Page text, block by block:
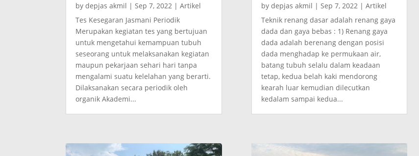
bydepjas akmil | Sep 7, 2022 |Artikel
Tes Kesegaran Jasmani Periodik
Merupakan kegiatan tes yang bertujuan
untuk mengetahui kemampuan tubuh
seseorang untuk melaksanakan kegiatan
maupun pekarjaan sehari hari tanpa
mengalami suatu kelelahan yang berarti.
Dilaksanakan secara periodik oleh
organik Akademi...
by depjas akmil | Sep 7, 2022 | Artikel
Teknik renang dasar adalah renang gaya
dada dan gaya bebas : 1) Renang gaya
dada adalah berenang dengan posisi
dada menghadap ke permukaan air,
batang tubuh selalu dalam keadaan
tetap, kedua belah kaki mendorong
kearah luar kemudian dilecutkan
kedalam sampai kedua...